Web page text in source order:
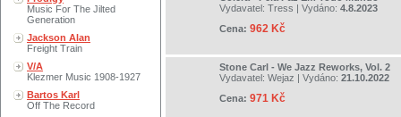
Music For The Jilted
Generation
Jackson Alan
Freight Train
V/A
Klezmer Music 1908-1927
Bartos Karl
Off The Record
Vydavatel: Tress | Vydáno: 4.8.2023
Cena: 962 Kč
Stone Carl - We Jazz Reworks, Vol. 2
Vydavatel: Wejaz | Vydáno: 21.10.2022
Cena: 971 Kč